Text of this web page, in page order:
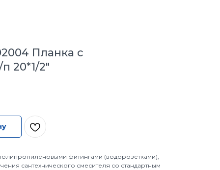
Планка с
20*1/2"
фитингами (водорозетками),
сантехнического смесителя со стандартным